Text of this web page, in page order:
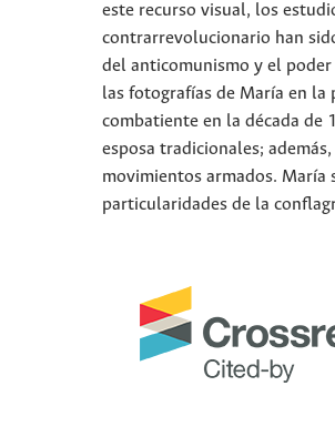
este recurso visual, los
contrarrevolucionario han
del anticomunismo y el
las fotografías de María en la
combatiente en la década de
esposa tradicionales;
movimientos armados. María
particularidades de la